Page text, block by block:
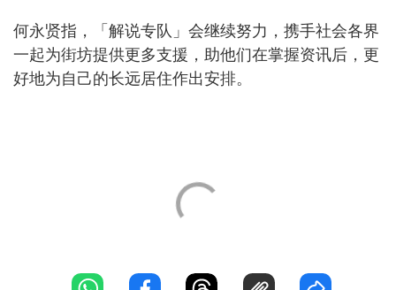
何永贤指，「解说专队」会继续努力，携手社会各界
一起为街坊提供更多支援，助他们在掌握资讯后，更
好地为自己的长远居住作出安排。